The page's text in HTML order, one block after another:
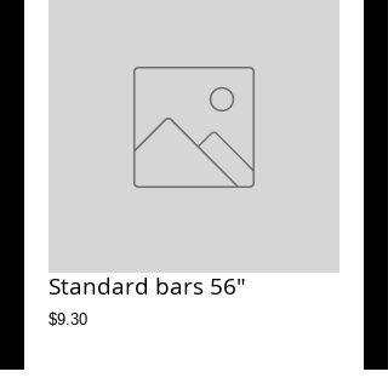
Standard bars 56"
$9.30Price